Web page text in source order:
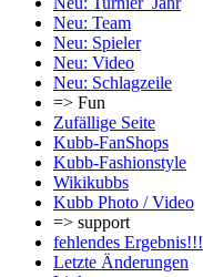
Neu: Team
Neu: Spieler
Neu: Video
Neu: Schlagzeile
=> Fun
Zufällige Seite
Kubb-FanShops
Kubb-Fashionstyle
Wikikubbs
Kubb Photo / Video
=> support
fehlendes Ergebnis!!!
Letzte Änderungen